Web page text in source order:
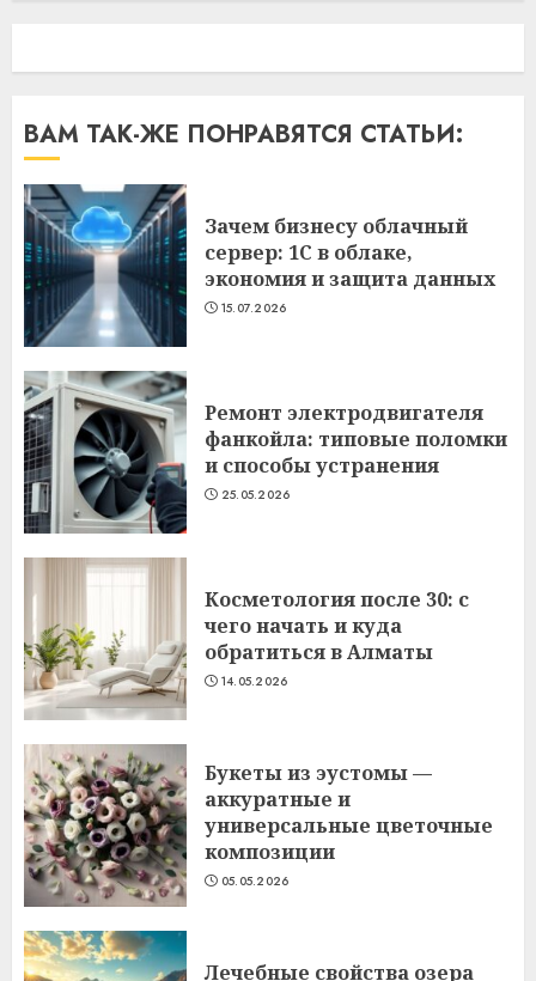
ВАМ ТАК-ЖЕ ПОНРАВЯТСЯ СТАТЬИ:
Зачем бизнесу облачный
сервер: 1С в облаке,
экономия и защита данных
15.07.2026
Ремонт электродвигателя
фанкойла: типовые поломки
и способы устранения
25.05.2026
Косметология после 30: с
чего начать и куда
обратиться в Алматы
14.05.2026
Букеты из эустомы —
аккуратные и
универсальные цветочные
композиции
05.05.2026
Лечебные свойства озера